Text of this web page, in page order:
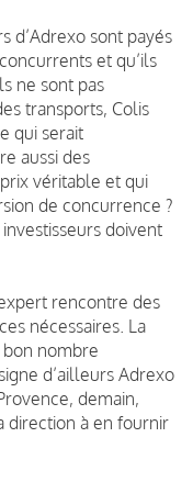
d’Adrexo sont payés
et qu’ils
ne sont pas
transports, Colis
qui serait
aussi des
véritable et qui
de concurrence ?
doivent
rencontre des
nécessaires. La
nombre
d’ailleurs Adrexo
demain,
direction à en fournir